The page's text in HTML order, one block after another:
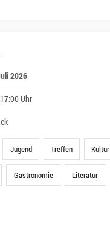
2026
Uhr
Jugend Treffen Kultur
Gastronomie Literatur